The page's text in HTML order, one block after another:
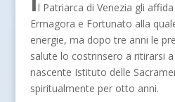
l Patriarca di Venezia gli
Ermagora e Fortunato alla
energie, ma dopo tre anni le
salute lo costrinsero a ritirarsi
nascente Istituto delle
spiritualmente per otto anni.